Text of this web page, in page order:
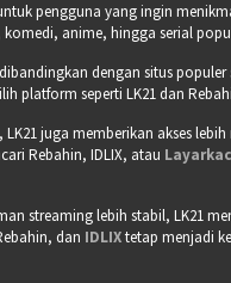
pengguna yang ingin
anime, hingga serial
dengan situs populer
platform seperti LK21 dan
juga memberikan akses
Rebahin, IDLIX, atau
streaming lebih stabil, LK21
dan IDLIXtetap menjadi